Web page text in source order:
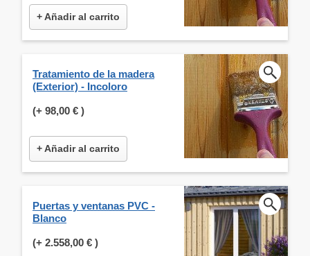
+ Añadir al carrito
Tratamiento de la madera
(Exterior) - Incoloro
(+ 98,00 € )
+ Añadir al carrito
Puertas y ventanas PVC -
Blanco
(+ 2.558,00 € )